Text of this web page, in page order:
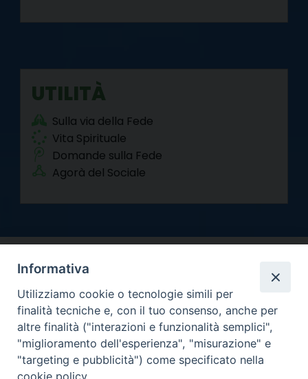
UTILITÀ
Sulla via della Fede
Vita Spirituale
Domande sulla Fede
Agorà del Sociale
Arcidiocesi di Torino
Curia metropolitana
Via dell'Arcivescovado 12 - 10121 Torino
Informativa
Utilizziamo cookie o tecnologie simili per
finalità tecniche e, con il tuo consenso, anche per
altre finalità ("interazioni e funzionalità semplici",
"miglioramento dell'esperienza", "misurazione" e
"targeting e pubblicità") come specificato nella